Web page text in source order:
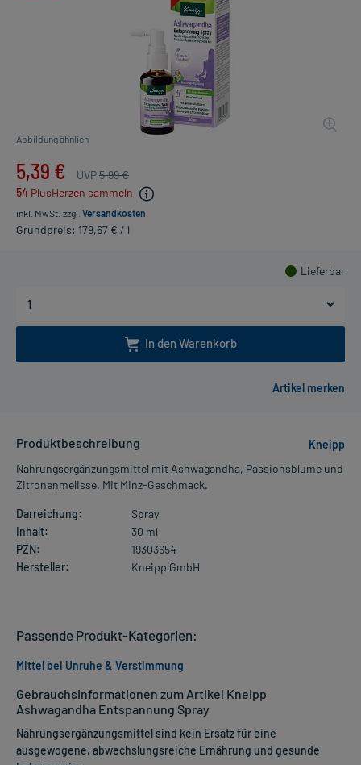
Abbildung ähnlich
5,39 € UVP5,99 €
54 PlusHerzen sammeln
inkl. MwSt. zzgl. Versandkosten
Grundpreis: 179,67 € / l
Lieferbar
In den Warenkorb
Produktbeschreibung
Kneipp
Nahrungsergänzungsmittel mit Ashwagandha, Passionsblume und
Zitronenmelisse. Mit Minz-Geschmack.
Darreichung:
Spray
Inhalt:
30 ml
PZN:
19303654
Hersteller:
Kneipp GmbH
Gebrauchsinformationen zum Artikel Kneipp
Ashwagandha Entspannung Spray
Nahrungsergänzungsmittel sind kein Ersatz für eine
ausgewogene, abwechslungsreiche Ernährung und gesunde
Passende Produkt-Kategorien:
Mittel bei Unruhe & Verstimmung